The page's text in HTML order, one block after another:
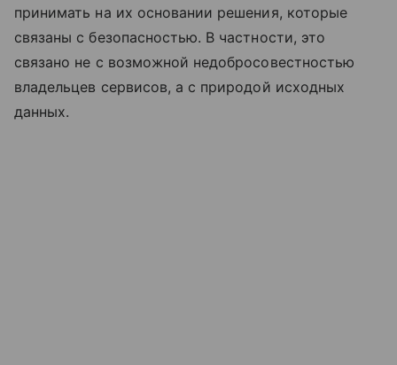
принимать на их основании решения, которые
связаны с безопасностью. В частности, это
связано не с возможной недобросовестностью
владельцев сервисов, а с природой исходных
данных.